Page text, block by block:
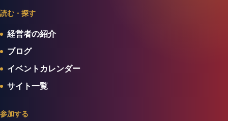
読む・探す
経営者の紹介
ブログ
イベントカレンダー
サイト一覧
参加する